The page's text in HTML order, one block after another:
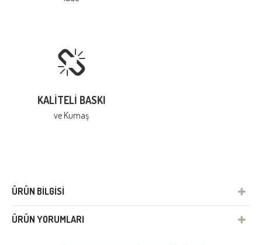
KALITELI BASKI
ve Kumaş
ÜRÜN BILGISI
ÜRÜN YORUMLARI